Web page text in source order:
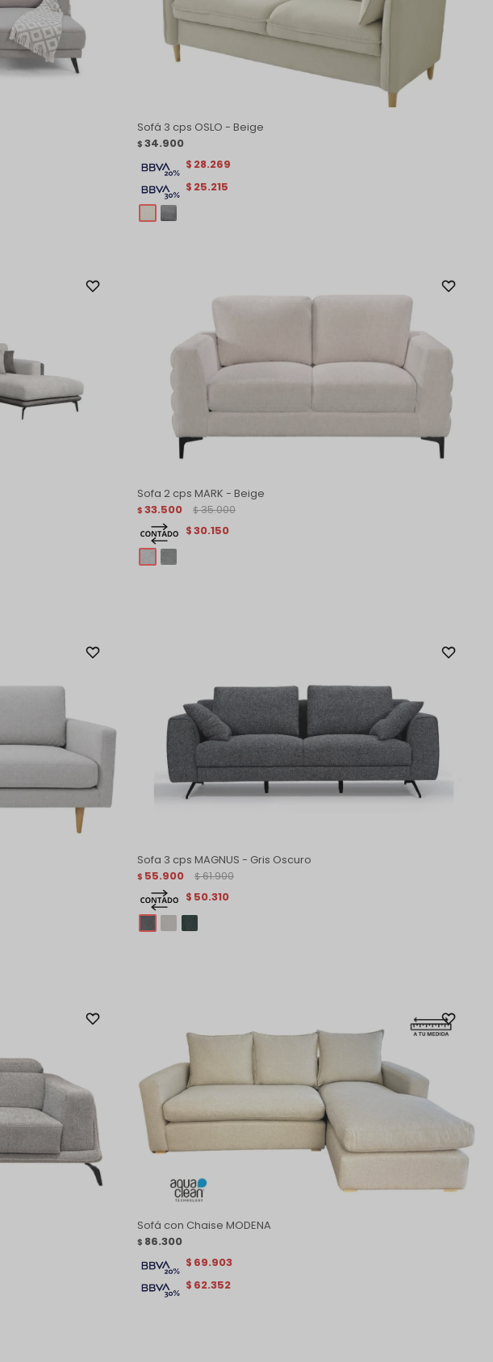
Sofá 3 cps OSLO - Beige
$ 34.900
$ 25.215
$ 28.269
Sofa 2 cps MARK - Beige
$ 33.500 $ 35.000
$30.150
Sofa 3 cps MAGNUS - Gris Oscuro
$ 55.900 $ 61.900
$ 50.310
Sofá con Chaise MODENA
$ 86.300
$ 62.352
$ 69.903